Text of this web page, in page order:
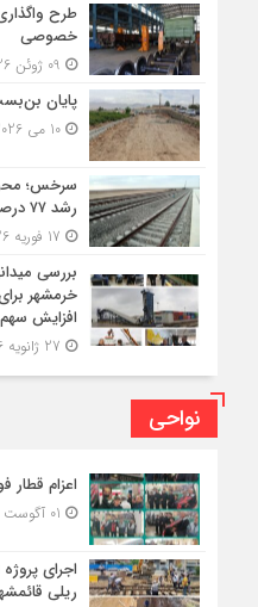
طرح
خصوصی
پایان بن‌بست 11 ساله پل
10 می 2026 - 20:17
سرخس؛
رشد ۷۷ درصدی صادرات ریلی
بررسی
خرمشهر
افزایش
نواحی
اعزام قطار
اجرای
ریلی